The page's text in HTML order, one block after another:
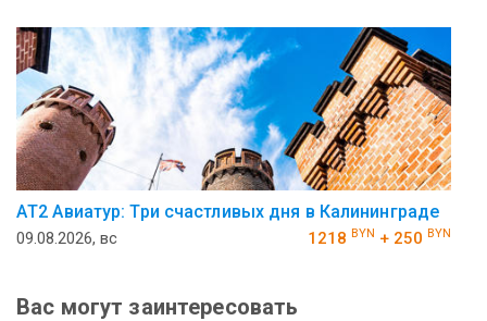
АT2 Авиатур: Три счастливых дня в Калининграде
09.08.2026, вс 1218 BYN + 250 BYN
Вас могут заинтересовать